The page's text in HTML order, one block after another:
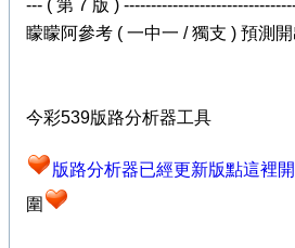
--- ( 第 7 版 )
矇矇阿參考 ( 一中一 / 獨支 ) 預測開
今彩539版路分析器工具
版路分析器已經更新版點這裡
圍